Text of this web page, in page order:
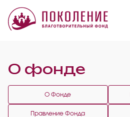
О фонде
О Фонде
Правление Фонда